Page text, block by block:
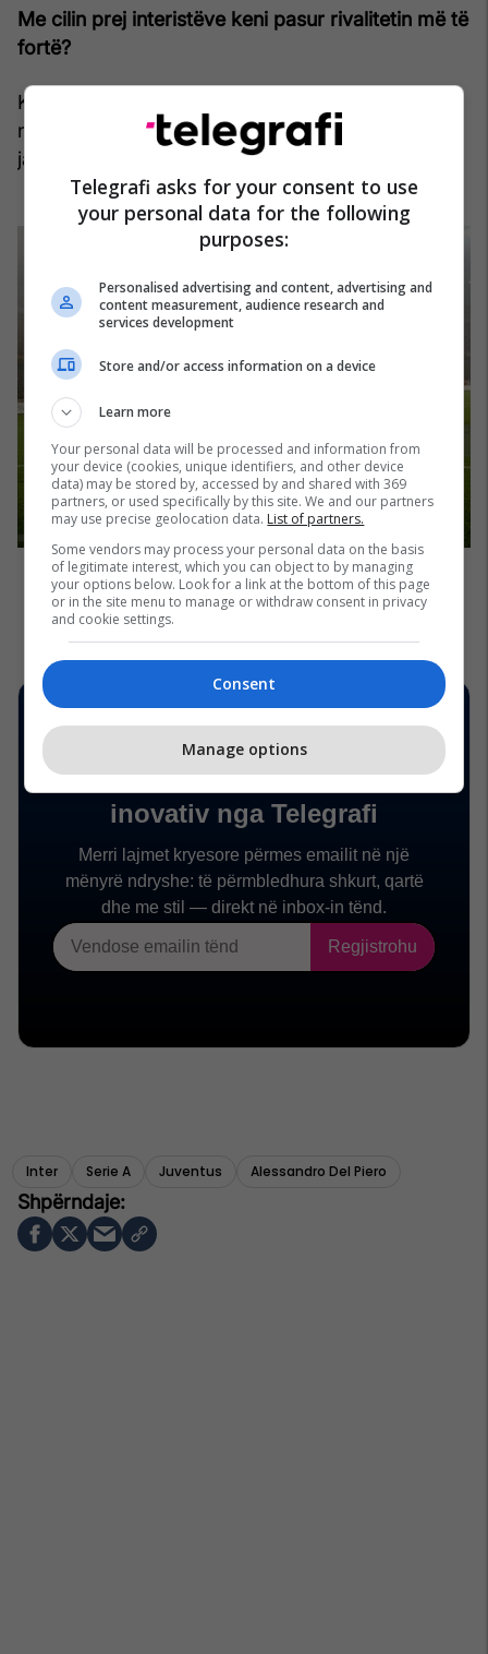
Me cilin prej interistëve keni pasur rivalitetin më të
fortë?
Ka pasur disa, por unë kujtoj me shumë kënaqësi
ndeshjet kundër Ronaldos, një kampion i
jashtëzakonshëm dhe i papërsëritshëm.
Inter Serie A Juventus Alessandro Del Piero
Telegrafi asks for your consent to use
your personal data for the following
purposes:
Personalised advertising and content, advertising and
content measurement, audience research and
services development
Store and/or access information on a device
Learn more
Your personal data will be processed and information from
your device (cookies, unique identifiers, and other device
data) may be stored by, accessed by and shared with 369
partners, or used specifically by this site. We and our partners
may use precise geolocation data. List of partners.
Some vendors may process your personal data on the basis
of legitimate interest, which you can object to by managing
your options below. Look for a link at the bottom of this page
or in the site menu to manage or withdraw consent in privacy
and cookie settings.
Consent
Manage options